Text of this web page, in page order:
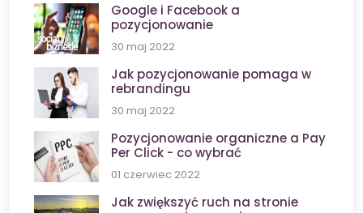
Google i Facebook a
pozycjonowanie
30 maj 2022
Jak pozycjonowanie pomaga w
rebrandingu
30 maj 2022
Pozycjonowanie organiczne a Pay
Per Click - co wybrać
01 czerwiec 2022
Jak zwiększyć ruch na stronie